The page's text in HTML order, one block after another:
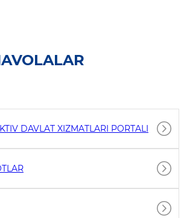
DAVLAT XIZMATLARI PORTALI